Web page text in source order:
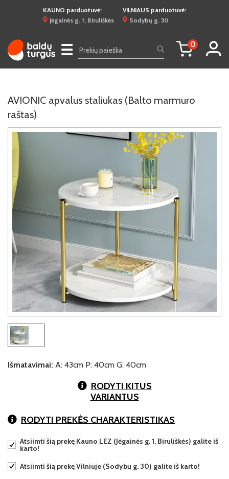
KAUNO parduotuvė:
Jėgainės g. 1, Biruliškės
VILNIAUS parduotuvė:
Sodybų g. 30
☰ 0
AVIONIC apvalus staliukas (Balto marmuro
raštas)
Išmatavimai: A: 43cm P: 40cm G: 40cm
RODYTI KITUS
VARIANTUS
RODYTI PREKĖS CHARAKTERISTIKAS
Atsiimti šią prekę Kauno LEZ (Jėgainės g. 1, Biruliškės) galite iš
karto!
Atsiimti šią prekę Vilniuje (Sodybų g. 30) galite iš karto!